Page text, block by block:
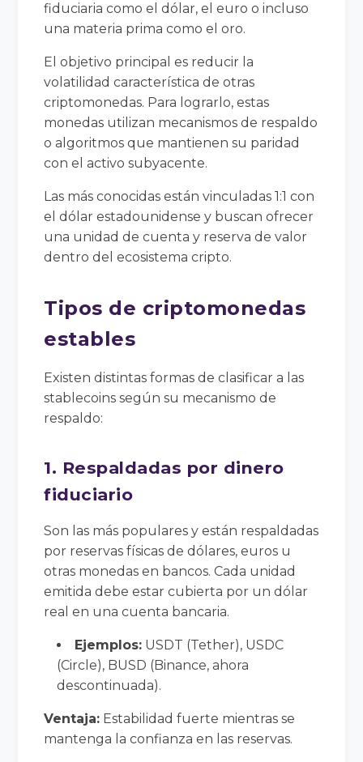
fiduciaria como el dólar, el euro o incluso
una materia prima como el oro.
El objetivo principal es reducir la
volatilidad característica de otras
criptomonedas. Para lograrlo, estas
monedas utilizan mecanismos de respaldo
o algoritmos que mantienen su paridad
con el activo subyacente.
Las más conocidas están vinculadas 1:1 con
el dólar estadounidense y buscan ofrecer
una unidad de cuenta y reserva de valor
dentro del ecosistema cripto.
Tipos de criptomonedas
estables
Existen distintas formas de clasificar a las
stablecoins según su mecanismo de
respaldo:
1. Respaldadas por dinero
fiduciario
Son las más populares y están respaldadas
por reservas físicas de dólares, euros u
otras monedas en bancos. Cada unidad
emitida debe estar cubierta por un dólar
real en una cuenta bancaria.
Ejemplos: USDT (Tether), USDC
(Circle), BUSD (Binance, ahora
descontinuada).
Ventaja: Estabilidad fuerte mientras se
mantenga la confianza en las reservas.